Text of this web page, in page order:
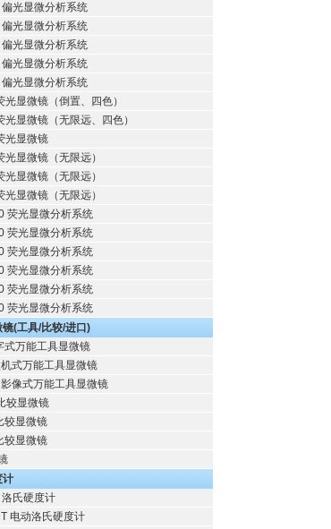
光显微分析系统
光显微分析系统
光显微分析系统
光显微分析系统
光显微分析系统
光显微镜（倒置、四色）
光显微镜（无限远、四色）
光显微镜
光显微镜（无限远）
光显微镜（无限远）
光显微镜（无限远）
荧光显微分析系统
荧光显微分析系统
荧光显微分析系统
荧光显微分析系统
荧光显微分析系统
荧光显微分析系统
(工具/比较/进口)
式万能工具显微镜
式万能工具显微镜
像式万能工具显微镜
较显微镜
较显微镜
较显微镜
计
氏硬度计
电动洛氏硬度计